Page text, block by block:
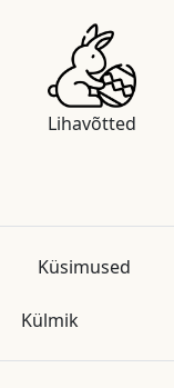
Lihavõtted
Küsimused
Külmik